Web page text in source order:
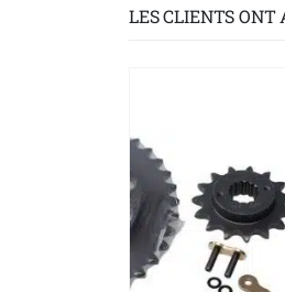
LES CLIENTS ONT